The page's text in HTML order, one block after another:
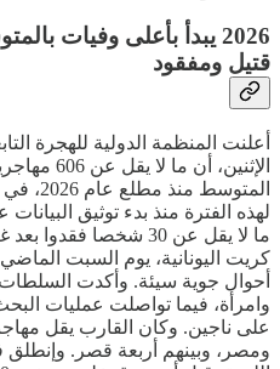
قتيل ومفقود
أعلنت المنظمة الدولية للهجرة
الإثنين،
ما لا يقل عن 30 شخصا
كريت اليونانية، يوم السبت
أحوال جوية سيئة. وأكدت السلطات
وامرأة، فيما تواصلت عمليات
على ناجين. وكان القارب يقل